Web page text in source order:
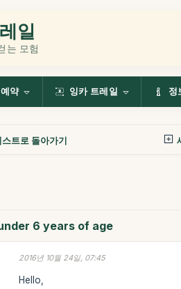
일
는 모험
예약 잉카 트레일 정
스트로 돌아가기
6 years of age
2016년 10월 24일, 07:45
Hello,